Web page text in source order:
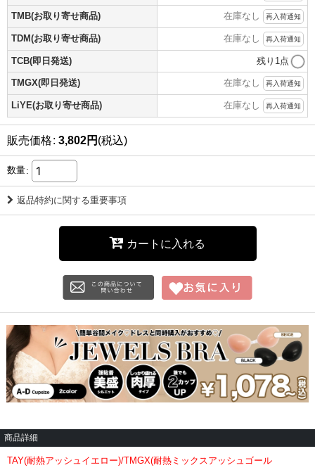
TMB(お取り寄せ商品) 在庫なし 再入荷通知
TDM(お取り寄せ商品) 在庫なし 再入荷通知
TCB(即日発送) 残り1点
TMGX(即日発送) 在庫なし 再入荷通知
LiYE(お取り寄せ商品) 在庫なし 再入荷通知
販売価格: 3,802円 (税込)
数量:
返品特約に関する重要事項
カートに入れる
商品詳細
TAY(耐熱アッシュイエロー)/TMGX(耐熱ミックスアッシュゴール